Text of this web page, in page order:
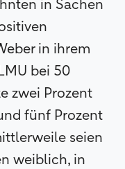
in Sachen
in ihrem
bei 50
zwei Prozent
fünf Prozent
seien
weiblich, in